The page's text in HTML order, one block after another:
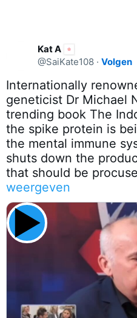
Kat A
@SaiKate108 · Volgen
Internationally
geneticist Dr Michael
trending book The
the spike protein is
the mental immune
shuts down the
that should be
weergeven